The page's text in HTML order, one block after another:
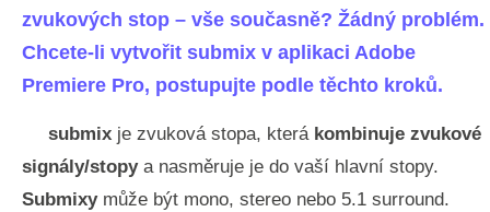
zvukových stop – vše současně? Žádný problém.
Chcete-li vytvořit submix v aplikaci Adobe
Premiere Pro, postupujte podle těchto kroků.
submix je zvuková stopa, která kombinuje zvukové
signály/stopya nasměruje je do vaší hlavní stopy.
Submixymůže být mono, stereo nebo 5.1 surround.